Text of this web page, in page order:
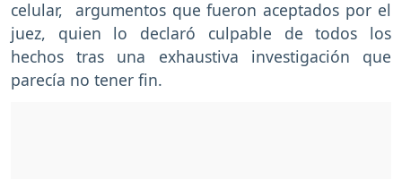
celular, argumentos que fueron aceptados por el
juez, quien lo declaró culpable de todos los
hechos tras una exhaustiva investigación que
parecía no tener fin.